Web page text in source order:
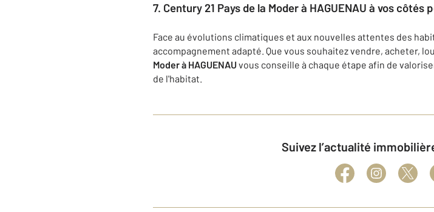
7. Century 21 Pays de la Moder à HAGUENAU à vos
Face au évolutions climatiques et aux nouvelles attentes des
accompagnement adapté. Que vous souhaitez vendre, acheter,
Moder à HAGUENAUvous conseille à chaque étape afin de
de l'habitat.
Suivez l’actualité